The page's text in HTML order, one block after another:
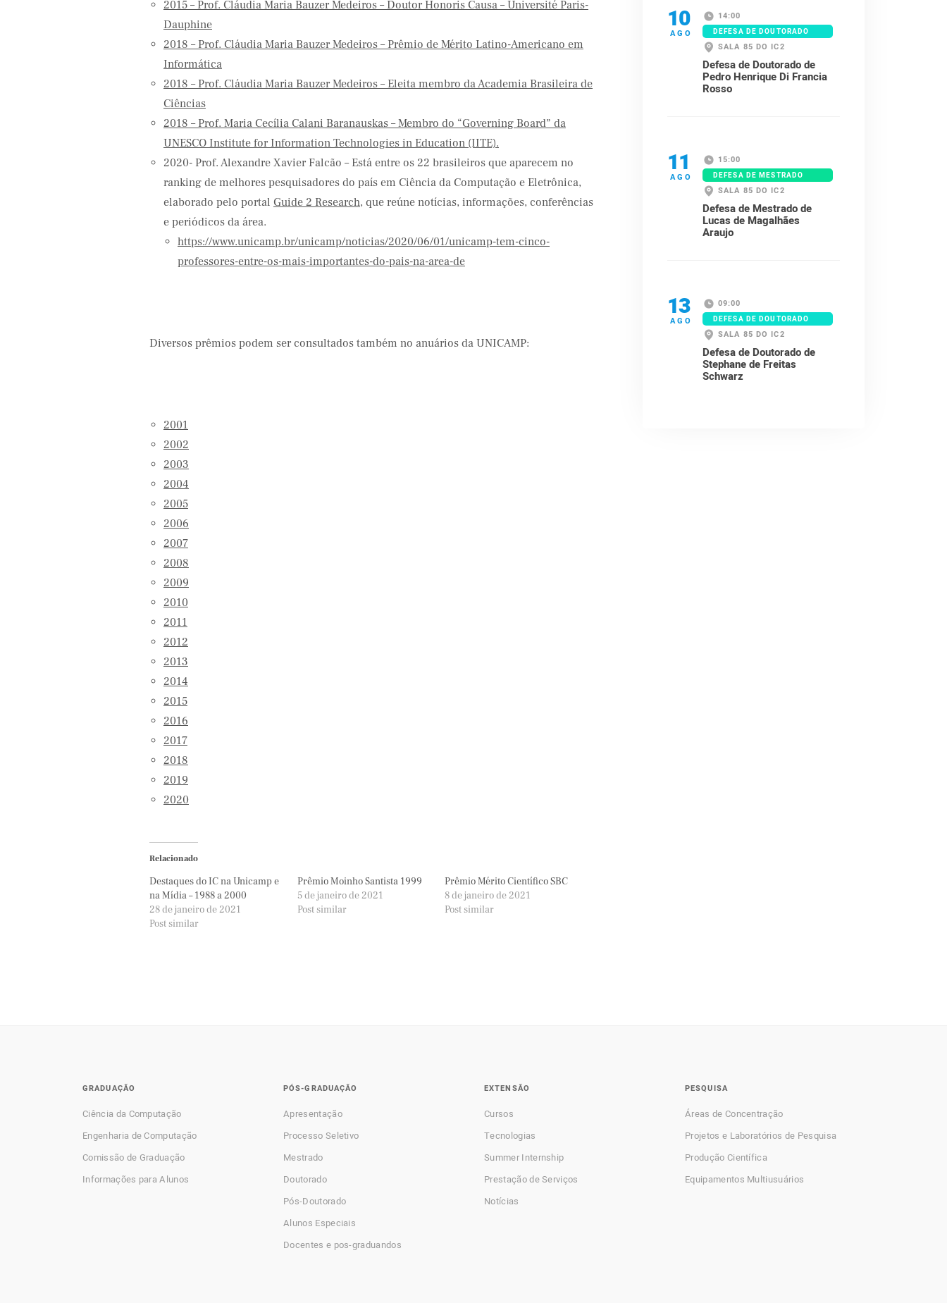
2015 – Prof. Cláudia Maria Bauzer Medeiros – Doutor Honoris Causa – Université Paris-
Dauphine
2018 – Prof. Cláudia Maria Bauzer Medeiros – Prêmio de Mérito Latino-Americano em
Informática
2018 – Prof. Cláudia Maria Bauzer Medeiros – Eleita membro da Academia Brasileira de
Ciências
2018 – Prof. Maria Cecília Calani Baranauskas – Membro do “Governing Board” da
UNESCO Institute for Information Technologies in Education (IITE).
2020- Prof. Alexandre Xavier Falcão – Está entre os 22 brasileiros que aparecem no
ranking de melhores pesquisadores do país em Ciência da Computação e Eletrônica,
elaborado pelo portal Guide 2 Research, que reúne notícias, informações, conferências
e periódicos da área.
https://www.unicamp.br/unicamp/noticias/2020/06/01/unicamp-tem-cinco-
professores-entre-os-mais-importantes-do-pais-na-area-de
Diversos prêmios podem ser consultados também no anuários da UNICAMP:
2001
2002
2003
2004
2005
2006
2007
2008
2009
2010
2011
2012
2013
2014
2015
2016
2017
2018
2019
2020
Relacionado
Destaques do IC na Unicamp e
na Mídia – 1988 a 2000
28 de janeiro de 2021
Post similar
Prêmio Moinho Santista 1999
5 de janeiro de 2021
Post similar
Prêmio Mérito Científico SBC
8 de janeiro de 2021
Post similar
10
AGO
14:00
DEFESA DE DOUTORADO
SALA 85 DO IC2
Defesa de Doutorado de
Pedro Henrique Di Francia
Rosso
11
AGO
15:00
DEFESA DE MESTRADO
SALA 85 DO IC2
Defesa de Mestrado de
Lucas de Magalhães
Araujo
13
AGO
09:00
DEFESA DE DOUTORADO
SALA 85 DO IC2
Defesa de Doutorado de
Stephane de Freitas
Schwarz
GRADUAÇÃO
Ciência da Computação
Engenharia de Computação
Comissão de Graduação
Informações para Alunos
PÓS-GRADUAÇÃO
Apresentação
Processo Seletivo
Mestrado
Doutorado
Pós-Doutorado
Alunos Especiais
Docentes e pos-graduandos
EXTENSÃO
Cursos
Tecnologias
Summer Internship
Prestação de Serviços
Notícias
PESQUISA
Áreas de Concentração
Projetos e Laboratórios de Pesquisa
Produção Científica
Equipamentos Multiusuários